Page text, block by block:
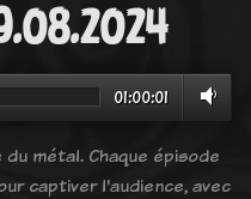
01:00:01
métal. Chaque épisode
captiver l'audience, avec